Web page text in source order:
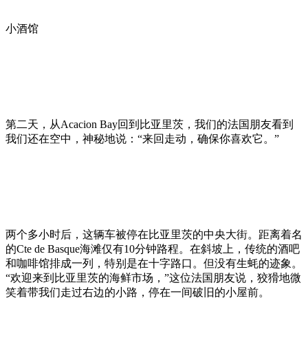
小酒馆
第二天，从Acacion Bay回到比亚里茨，我们的法国朋友看到
我们还在空中，神秘地说：“来回走动，确保你喜欢它。”
两个多小时后，这辆车被停在比亚里茨的中央大街。距离着名
的Cte de Basque海滩仅有10分钟路程。在斜坡上，传统的酒吧
和咖啡馆排成一列，特别是在十字路口。但没有生蚝的迹象。
“欢迎来到比亚里茨的海鲜市场，”这位法国朋友说，狡猾地微
笑着带我们走过右边的小路，停在一间破旧的小屋前。